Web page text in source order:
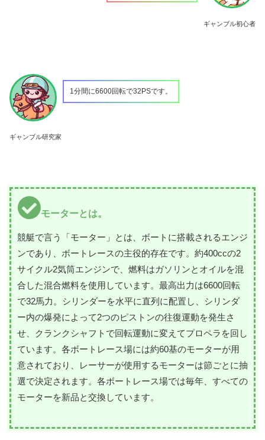
ギャンブル初心者
ギャンブル研究家
1分間に6600回転で32PSです。
モーターとは。
競艇で言う「モーター」とは、ボートに搭載されるエンジ
ンであり、ボートレースの主役的存在です。約400ccの2
サイクル2気筒エンジンで、燃料はガソリンとオイルを混
合した混合燃料を使用しています。最高出力は6600回転
で32馬力。シリンダーを水平に直列に配置し、シリンダ
ー内の爆発によって2つのピストンの往復運動を発生さ
せ、クランクシャフトで回転運動に変えてプロペラを回し
ています。各ボートレース場には約60基のモーターが用
意されており、レーサーが使用するモーターは節ごとに抽
選で決定されます。各ボートレース場では毎年、すべての
モーターを新品と交換しています。